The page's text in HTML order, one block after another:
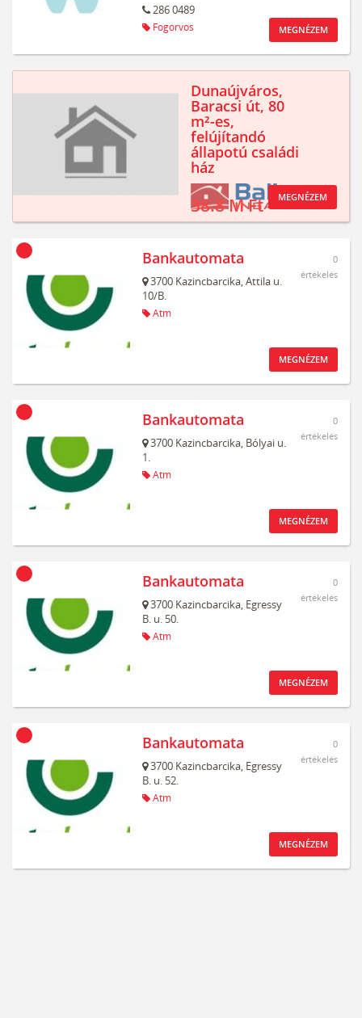
286 0489
Fogorvos MEGNÉZEM
Dunaújváros,
Baracsi út, 80
m²-es,
felújítandó
állapotú családi
ház
38.8 M Ft MEGNÉZEM
Bankautomata
3700 Kazincbarcika,Attila u.
10/B.
Atm
0
értékelés
MEGNÉZEM
Bankautomata
3700 Kazincbarcika, Bólyai u.
1.
Atm
0
értékelés
MEGNÉZEM
Bankautomata
3700 Kazincbarcika, Egressy
B. u. 50.
Atm
0
értékelés
MEGNÉZEM
Bankautomata
3700 Kazincbarcika, Egressy
B. u. 52.
Atm
0
értékelés
MEGNÉZEM